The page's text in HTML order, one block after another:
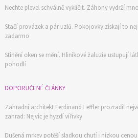
Nechte plevel schválně vyklíčit. Záhony vydrží
Stačí provázek a pár uzlů. Pokojovky získají to
zadarmo
Stínění oken se mění. Hliníkové žaluzie ustupují
pohodlí
DOPORUČENÉ ČLÁNKY
Zahradní architekt Ferdinand Leffler prozradil
zahrad: Nejvíc je hyzdí vířivky
Dušená mrkev potěší sladkou chutí i nízkou